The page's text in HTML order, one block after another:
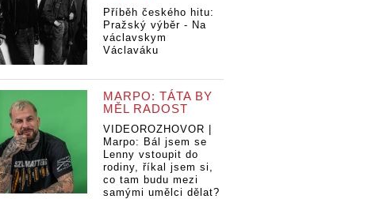
Příběh českého hitu:
Pražský výběr - Na
václavskym
Václaváku
MARPO: TÁTA BY
MĚL RADOST
VIDEOROZHOVOR |
Marpo: Bál jsem se
Lenny vstoupit do
rodiny, říkal jsem si,
co tam budu mezi
samými umělci dělat?